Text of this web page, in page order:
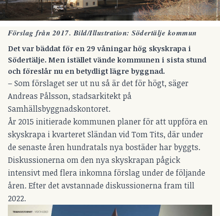
Förslag från 2017. Bild/Illustration: Södertälje kommun
Det var bäddat för en 29 våningar hög skyskrapa i
Södertälje. Men istället vände kommunen i sista stund
och föreslår nu en betydligt lägre byggnad.
– Som förslaget ser ut nu så är det för högt, säger
Andreas Pålsson, stadsarkitekt på
Samhällsbyggnadskontoret.
År 2015 initierade kommunen planer för att uppföra en
skyskrapa i kvarteret Sländan vid Tom Tits, där under
de senaste åren hundratals nya bostäder har byggts.
Diskussionerna om den nya skyskrapan pågick
intensivt med flera inkomna förslag under de följande
åren. Efter det avstannade diskussionerna fram till
2022.